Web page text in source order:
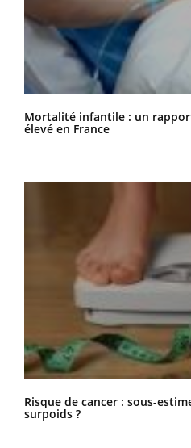
Mortalité infantile : un
élevé en France
Risque de cancer : sous-
surpoids ?